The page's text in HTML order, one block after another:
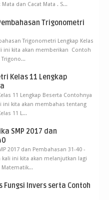
dan Cacat Mata . S...
Trigonometri
Trigonometri Lengkap Kelas
ini kita akan memberikan Contoh
Kelas 11 Lengkap
11 Lengkap Beserta Contohnya
ini kita akan membahas tentang
11 L...
SMP 2017 dan
2017 dan Pembahasan 31-40 -
kali ini kita akan melanjutkan lagi
Fungsi Invers serta Contoh